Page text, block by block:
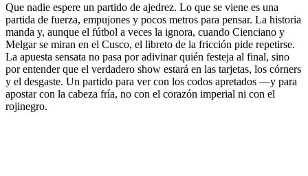
Que nadie espere un partido de ajedrez. Lo que se viene es una
partida de fuerza, empujones y pocos metros para pensar. La historia
manda y, aunque el fútbol a veces la ignora, cuando Cienciano y
Melgar se miran en el Cusco, el libreto de la fricción pide repetirse.
La apuesta sensata no pasa por adivinar quién festeja al final, sino
por entender que el verdadero show estará en las tarjetas, los córners
y el desgaste. Un partido para ver con los codos apretados —y para
apostar con la cabeza fría, no con el corazón imperial ni con el
rojinegro.